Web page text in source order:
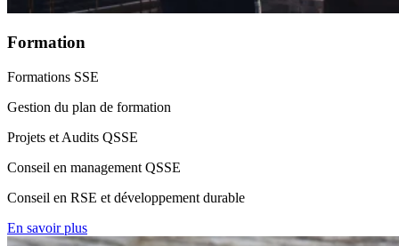
Formation
Formations SSE
Gestion du plan de formation
Projets et Audits QSSE
Conseil en management QSSE
Conseil en RSE et développement durable
En savoir plus